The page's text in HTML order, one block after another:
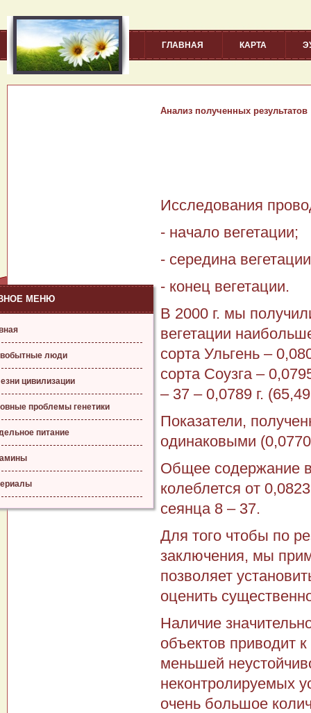
ГЛАВНАЯ КАРТА
МЕНЮ
люди
цивилизации
проблемы генетики
питание
Анализ полученных результатов
Исследования
- начало вегетации;
- середина
- конец вегетации.
В 2000 г. мы
вегетации
сорта Ульгень –
сорта Соузга –
– 37 – 0,0789 г.
Показатели,
одинаковыми
Общее содержание
колеблется от
сеянца 8 – 37.
Для того чтобы по
заключения, мы
позволяет
оценить
Наличие
объектов приводит
меньшей
неконтролируемых
очень большое